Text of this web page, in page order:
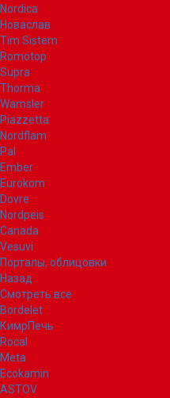
Nordica
Новаслав
Tim Sistem
Romotop
Supra
Thorma
Wamsler
Piazzetta
Nordflam
Pal
Ember
Eurokom
Dovre
Nordpeis
Canada
Vesuvi
Порталы, облицовки
Назад
Смотреть все
Bordelet
КимрПечь
Rocal
Meta
Ecokamin
ASTOV